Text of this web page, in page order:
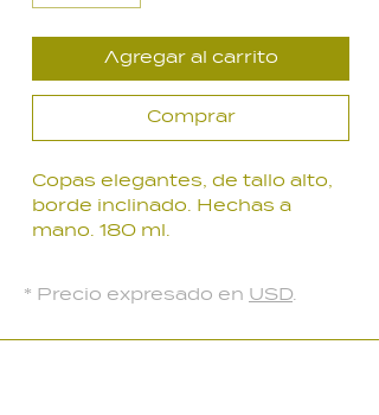
Agregar al carrito
Comprar
Copas elegantes, de tallo alto,
borde inclinado. Hechas a
mano. 180 ml.
* Precio expresado en USD.